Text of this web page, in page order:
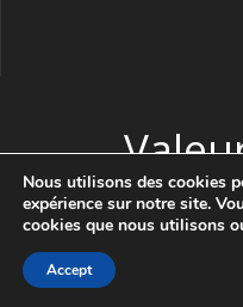
© 2026 Valeur énergie.
Nous utilisons des cookies
expérience sur notre site.
cookies que nous utilisons
Accept